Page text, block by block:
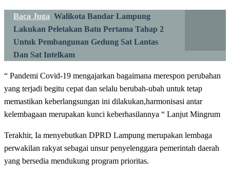
Baca Juga Walikota Bandar Lampung
Lakukan Peletakan Batu Pertama Tahap 2
Untuk Pembangunan Gedung Sat Lantas
Dan Sat Intelkam
“ Pandemi Covid-19 mengajarkan bagaimana merespon perubahan
yang terjadi begitu cepat dan selalu berubah-ubah untuk tetap
memastikan keberlangsungan ini dilakukan,harmonisasi antar
kelembagaan merupakan kunci keberhasilannya “ Lanjut Mingrum
Terakhir, Ia menyebutkan DPRD Lampung merupakan lembaga
perwakilan rakyat sebagai unsur penyelenggara pemerintah daerah
yang bersedia mendukung program prioritas.